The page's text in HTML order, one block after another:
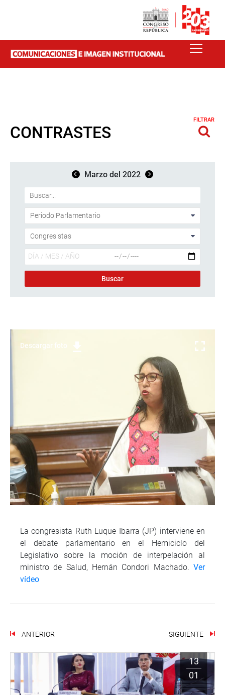
CONTRASTES
FILTRAR
Marzo del 2022
Descargar foto
La congresista Ruth Luque Ibarra (JP) interviene en
el debate parlamentario en el Hemiciclo del
Legislativo sobre la moción de interpelación al
ministro de Salud, Hernán Condori Machado. Ver
vídeo
ANTERIOR SIGUIENTE
13
01